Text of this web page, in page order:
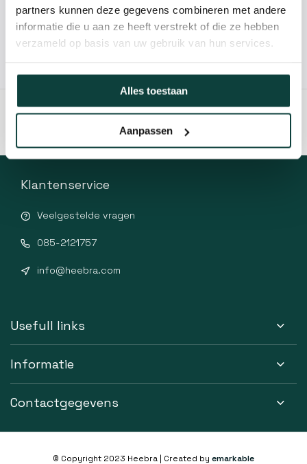
partners kunnen deze gegevens combineren met andere
informatie die u aan ze heeft verstrekt of die ze hebben
verzameld op basis van uw gebruik van hun services.
Alles toestaan
Aanpassen
info@heebra.com
Klantenservice
Veelgestelde vragen
085-2121757
info@heebra.com
Usefull links
Informatie
Contactgegevens
© Copyright 2023 Heebra | Created by emarkable